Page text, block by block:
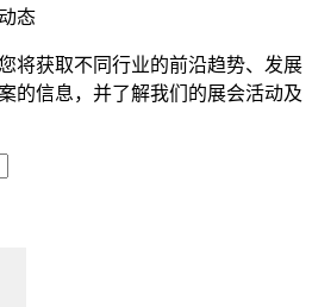
态
将获取不同行业的前沿趋势、发展
的信息，并了解我们的展会活动及